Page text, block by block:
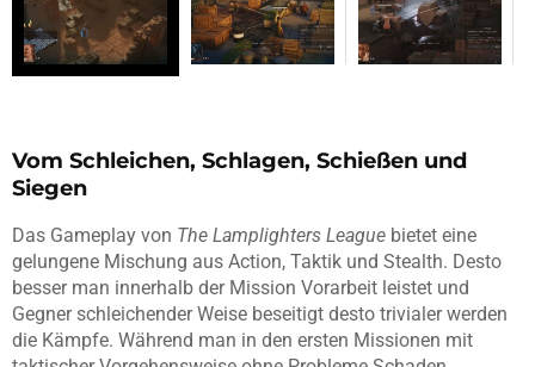
Vom Schleichen, Schlagen, Schießen und
Siegen
Das Gameplay von The Lamplighters League bietet eine
gelungene Mischung aus Action, Taktik und Stealth. Desto
besser man innerhalb der Mission Vorarbeit leistet und
Gegner schleichender Weise beseitigt desto trivialer werden
die Kämpfe. Während man in den ersten Missionen mit